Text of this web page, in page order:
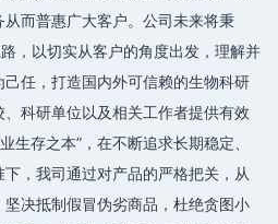
而普惠广大客户。公司未来将秉
，以切实从客户的角度出发，理解并
任，打造国内外可信赖的生物科研
科研单位以及相关工作者提供有效
生存之本”，在不断追求长期稳定、
，我司通过对产品的严格把关，从
决抵制假冒伪劣商品，杜绝贪图小